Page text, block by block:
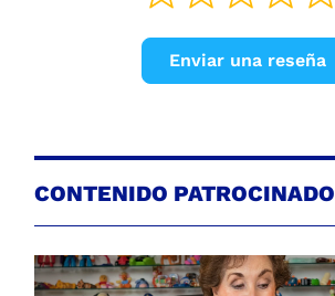
Enviar una reseña
CONTENIDO PATROCINADO